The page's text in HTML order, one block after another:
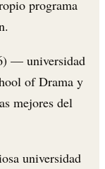
programa
— universidad
of Drama y
mejores del
universidad